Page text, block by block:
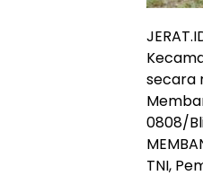
secara
0808/
TNI,